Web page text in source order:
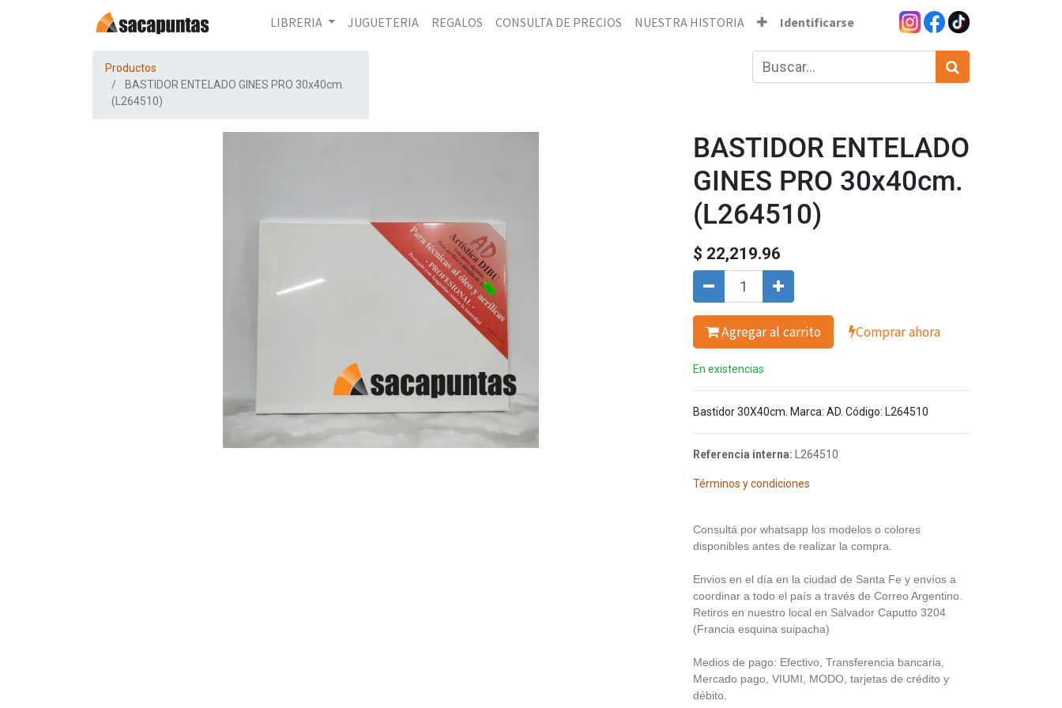
LIBRERIA JUGUETERIA REGALOS CONSULTA DE PRECIOS NUESTRA HISTORIA Identificarse
Productos
BASTIDOR ENTELADO GINES PRO 30x40cm.
(L264510)
BASTIDOR ENTELADO
GINES PRO 30x40cm.
(L264510)
$ 22,219.96
Agregar al carrito Comprar ahora
En existencias
Bastidor 30X40cm. Marca: AD. Código: L264510
Referencia interna: L264510
Términos y condiciones
Consultá por whatsapp los modelos o colores
disponibles antes de realizar la compra.
Envios en el día en la ciudad de Santa Fe y envíos a
coordinar a todo el país a través de Correo Argentino.
Retiros en nuestro local en Salvador Caputto 3204
(Francia esquina suipacha)
Medios de pago: Efectivo, Transferencia bancaria,
Mercado pago, VIUMI, MODO, tarjetas de crédito y
débito.